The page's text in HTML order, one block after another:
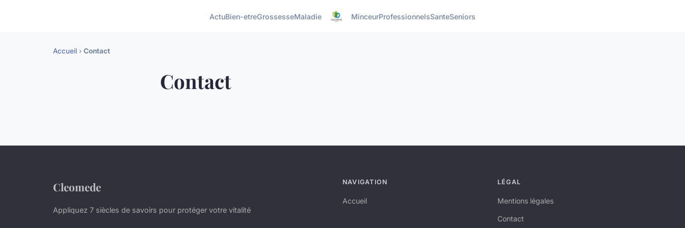
ActuBien-etreGrossesseMaladie MinceurProfessionnelsSanteSeniors
Accueil › Contact
Contact
Cleomede
Appliquez 7 siècles de savoirs pour protéger votre vitalité
NAVIGATION
Accueil
LÉGAL
Mentions légales
Contact